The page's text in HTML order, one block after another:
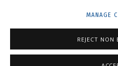
MANAGE COOKIES
COPYRIGHT © 2026 GRIDCHINHALL GALLERY
MANAGE
REJECT NON